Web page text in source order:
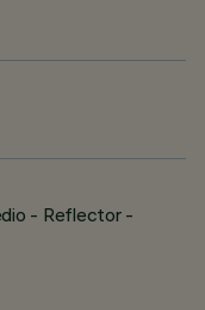
- Reflector -